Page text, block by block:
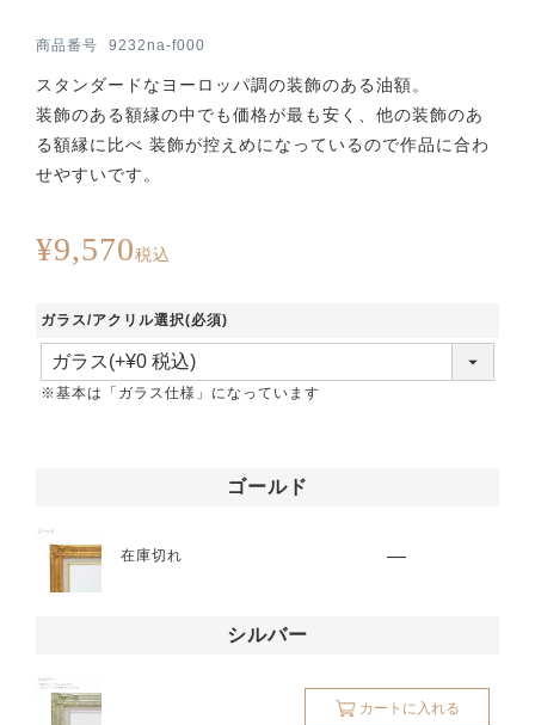
商品番号 9232na-f000
スタンダードなヨーロッパ調の装飾のある油額。
装飾のある額縁の中でも価格が最も安く、他の装飾のあ
る額縁に比べ 装飾が控えめになっているので作品に合わ
せやすいです。
¥9,570税込
ガラス/アクリル選択(必須)
※基本は「ガラス仕様」になっています
ゴールド
在庫切れ —
シルバー
カートに入れる